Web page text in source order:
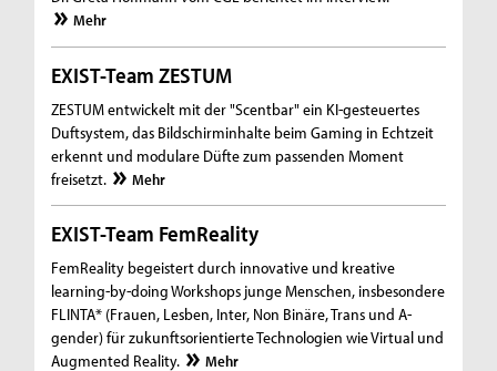
Mehr
EXIST-Team ZESTUM
ZESTUM entwickelt mit der "Scentbar" ein KI-gesteuertes
Duftsystem, das Bildschirminhalte beim Gaming in Echtzeit
erkennt und modulare Düfte zum passenden Moment
freisetzt.
Mehr
EXIST-Team FemReality
FemReality begeistert durch innovative und kreative
learning-by-doing Workshops junge Menschen, insbesondere
FLINTA* (Frauen, Lesben, Inter, Non Binäre, Trans und A-
gender) für zukunftsorientierte Technologien wie Virtual und
Augmented Reality.
Mehr